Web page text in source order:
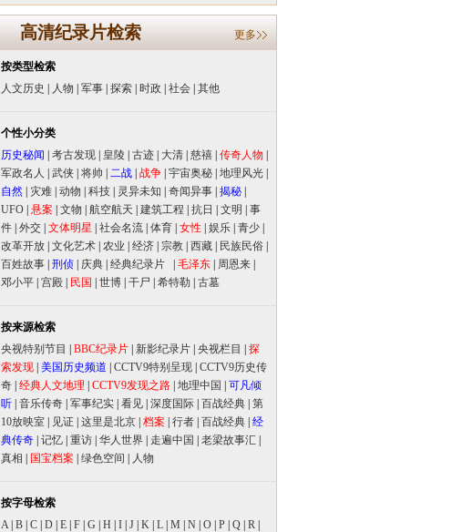
高清纪录片检索 更多
按类型检索
人文历史
人物 军事 探索 时政 社会 其他
个性小分类
历史秘闻
考古发现 皇陵 古迹 大清 慈禧 传奇人物
军政名人
武侠 将帅 二战 战争 宇宙奥秘 地理风光
自然
灾难 动物 科技 灵异未知 奇闻异事 揭秘
UFO 悬案 文物 航空航天 建筑工程 抗日 文明
事
件 外交 文体明星 社会名流 体育 女性 娱乐 青少
改革开放 文化艺术 农业 经济 宗教 西藏 民族民俗
百姓故事 刑侦 庆典 经典纪录片 毛泽东 周恩来
邓小平 宫殿 民国 世博 干尸 希特勒 古墓
按来源检索
央视特别节目
BBC纪录片 新影纪录片 央视栏目
探
索发现 美国历史频道 CCTV9特别呈现 CCTV9历史传
奇 经典人文地理 CCTV9发现之路 地理中国
可凡倾
听 音乐传奇 军事纪实 看见 深度国际 百战经典 第
10放映室
见证 这里是北京 档案 行者 百战经典 经
典传奇 记忆 重访 华人世界 走遍中国 老梁故事汇
真相
国宝档案 绿色空间 人物
按字母检索
A| B C D E F G H I J K L M N O P Q R